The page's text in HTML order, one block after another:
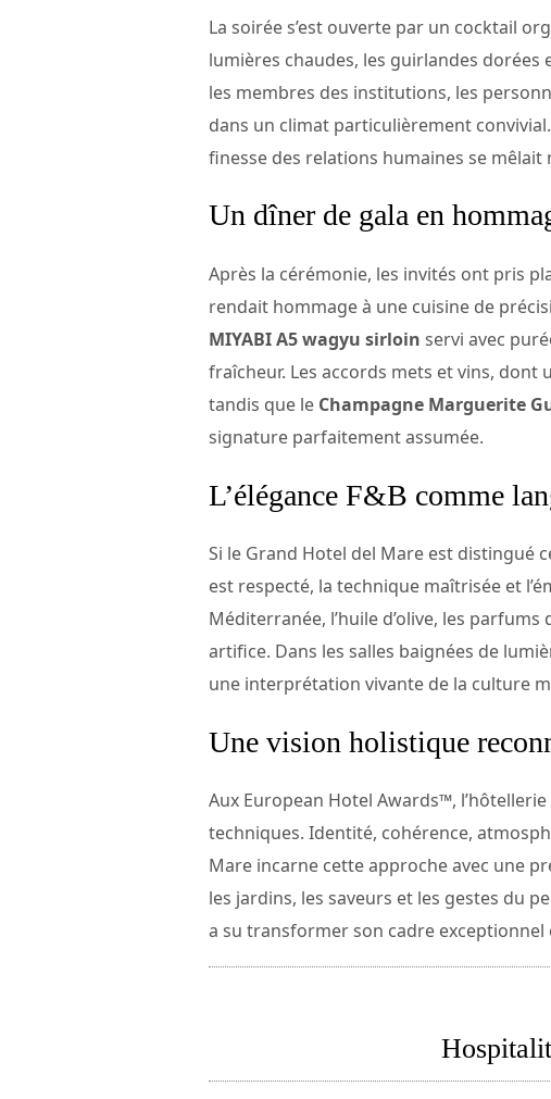
La soirée s’est ouverte par un cocktail
lumières chaudes, les guirlandes dorées
les membres des institutions, les
dans un climat particulièrement
finesse des relations humaines se
Un dîner de gala en
Après la cérémonie, les invités ont pris
rendait hommage à une cuisine de
MIYABI A5 wagyu sirloin servi avec
fraîcheur. Les accords mets et vins, dont
tandis que le Champagne Marguerite
signature parfaitement assumée.
L’élégance F&B comme
Si le Grand Hotel del Mare est distingué
est respecté, la technique maîtrisée et
Méditerranée, l’huile d’olive, les
artifice. Dans les salles baignées de
une interprétation vivante de la culture
Une vision holistique
Aux European Hotel Awards™,
techniques. Identité, cohérence,
Mare incarne cette approche avec une
les jardins, les saveurs et les gestes du
a su transformer son cadre